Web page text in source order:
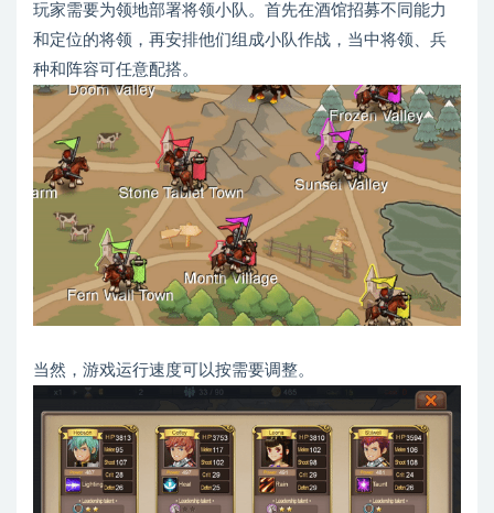
玩家需要为领地部署将领小队。首先在酒馆招募不同能力
和定位的将领，再安排他们组成小队作战，当中将领、兵
种和阵容可任意配搭。
当然，游戏运行速度可以按需要调整。